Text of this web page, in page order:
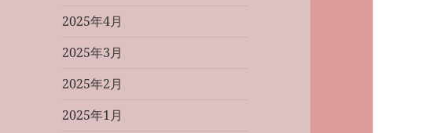
2025年4月
2025年3月
2025年2月
2025年1月